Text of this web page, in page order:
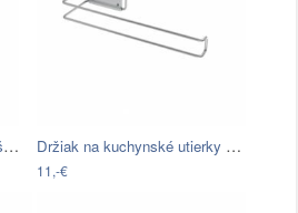
Závesný dvojposchodový košík Metaltex… Držiak na kuchynské utierky Metaltex
11,-€